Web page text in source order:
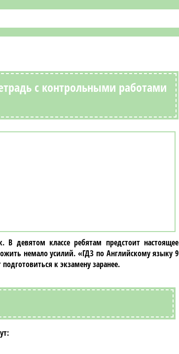
с контрольными работами
В девятом классеребятам предстоит настоящее
немало усилий.«ГДЗ по Английскому языку 9
к экзамену заранее.